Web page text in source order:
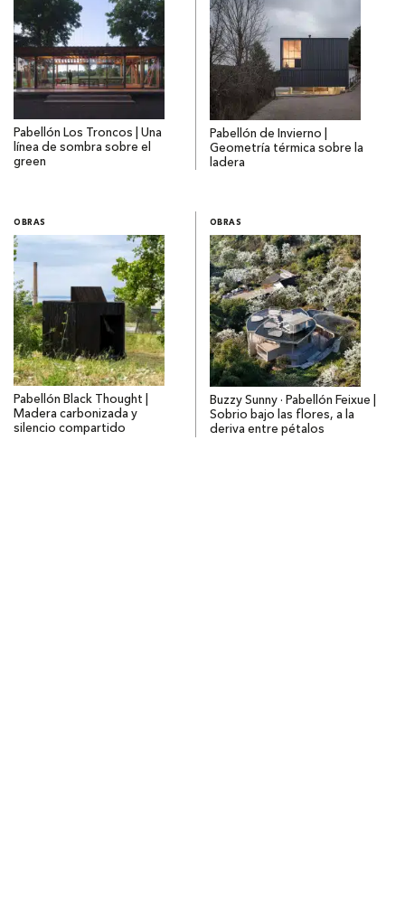
Pabellón Los Troncos | Una
línea de sombra sobre el
green
Pabellón de Invierno |
Geometría térmica sobre la
ladera
OBRAS
Pabellón Black Thought |
Madera carbonizada y
silencio compartido
OBRAS
Buzzy Sunny · Pabellón Feixue |
Sobrio bajo las flores, a la
deriva entre pétalos